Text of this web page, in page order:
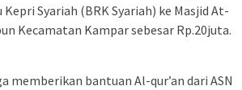
Syariah (BRK Syariah) ke Masjid At-
Kecamatan Kampar sebesar Rp.20juta.
memberikan bantuan Al-qur’an dari ASN